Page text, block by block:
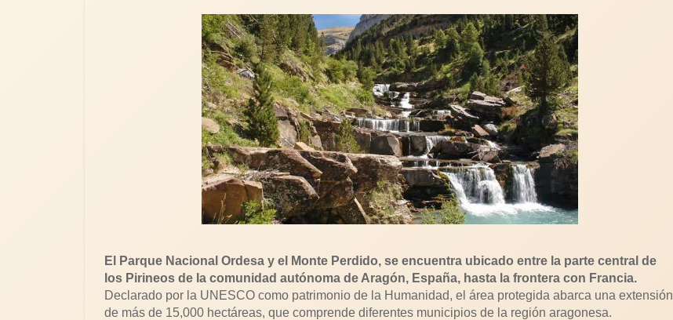
El Parque Nacional Ordesa y el Monte Perdido, se encuentra ubicado entre la parte central de
los Pirineos de la comunidad autónoma de Aragón, España, hasta la frontera con Francia.
Declarado por la UNESCO como patrimonio de la Humanidad, el área protegida abarca una extensión
de más de 15,000 hectáreas, que comprende diferentes municipios de la región aragonesa.